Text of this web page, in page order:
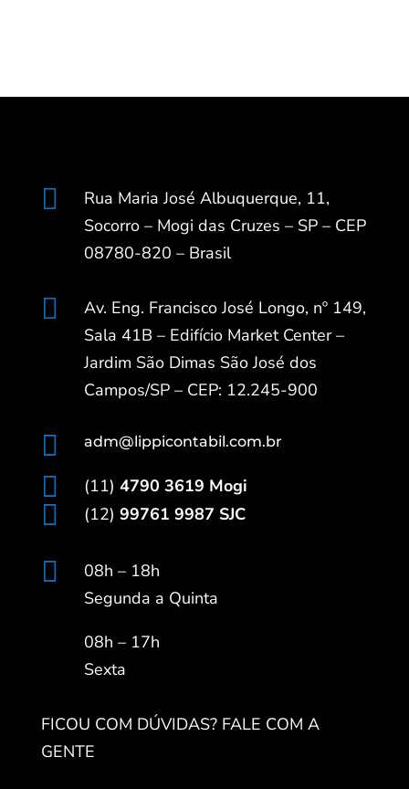

Rua Maria José Albuquerque, 11,
Socorro – Mogi das Cruzes – SP – CEP
08780-820 – Brasil

Av. Eng. Francisco José Longo, nº 149,
Sala 41B – Edifício Market Center –
Jardim São Dimas São José dos
Campos/SP – CEP: 12.245-900
 adm@lippicontabil.com.br
 (11) 4790 3619 Mogi
 (12) 99761 9987 SJC

08h – 18h
Segunda a Quinta
08h – 17h
Sexta
FICOU COM DÚVIDAS? FALE COM A
GENTE